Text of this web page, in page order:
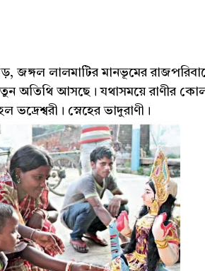
জঙ্গল লালমাটির মানভূমের
নতুন অতিথি আসছে। যথাসময়ে রাণীর
স্নেহের ভাদুরাণী।